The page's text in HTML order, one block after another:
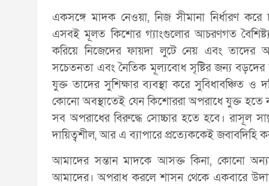
একসঙ্গে মাদক নেওয়া, নিজ সীমানা নির্ধারণ
এসবই মূলত কিশোর গ্যাংগুলোর আচরণগত
করিয়ে নিজেদের ফায়দা লুটে নেয় এবং
সচেতনতা এবং নৈতিক মূল্যবোধ সৃষ্টির জন্য
যুক্ত তাদের সুশিক্ষার ব্যবস্থা করে সুবিধাবঞ্চিত
কোনো অবস্থাতেই যেন কিশোররা অপরাধে যুক্ত হতে
সব অপরাধের বিরুদ্ধে সোচ্চার হতে হবে। রাসূল
দায়িত্বশীল, আর এ ব্যাপারে প্রত্যেককেই জবাবদিহি
আমাদের সন্তান মাদকে আসক্ত কিনা, কোনো
আমাদের। অপরাধ করলে শাসন থেকে একবারে